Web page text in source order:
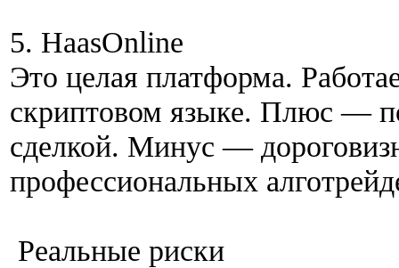
5. HaasOnline
Это целая платформа.
скриптовом языке. Плюс —
сделкой. Минус —
профессиональных
Реальные риски